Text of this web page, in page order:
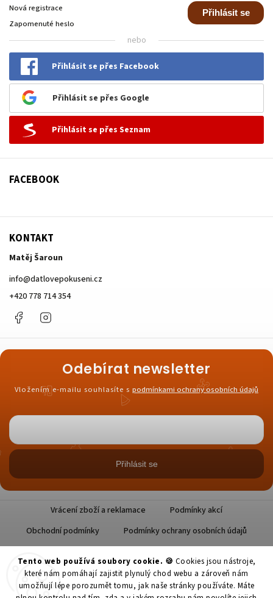
Tento web používá soubory cookie. 🍪 Cookies jsou nástroje,
které nám pomáhají zajistit plynulý chod webu a zároveň nám
umožňují lépe porozumět tomu, jak naše stránky používáte. Máte
Přihlásit se
Nová registrace
Zapomenuté heslo
nebo
Přihlásit se přes Facebook
Přihlásit se přes Google
Přihlásit se přes Seznam
FACEBOOK
KONTAKT
Matěj Šaroun
info@datlovepokuseni.cz
+420 778 714 354
Facebook
Odebírat newsletter
Vložením e-mailu souhlasíte s podmínkami ochrany osobních údajů
Přihlásit se
Vrácení zboží a reklamace
Podmínky akcí
Obchodní podmínky
Podmínky ochrany osobních údajů